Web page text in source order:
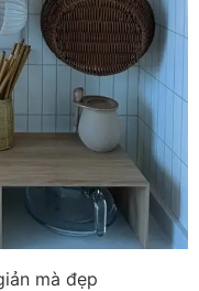
mà đẹp